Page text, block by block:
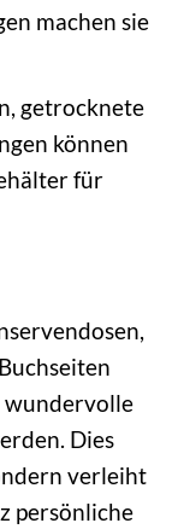
machen sie
getrocknete
können
für
wundervolle
Dies
verleiht
persönliche